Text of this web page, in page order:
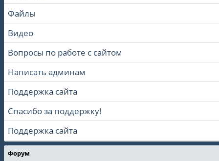
Файлы
Видео
Вопросы по работе с сайтом
Написать админам
Поддержка сайта
Спасибо за поддержку!
Поддержка сайта
Форум